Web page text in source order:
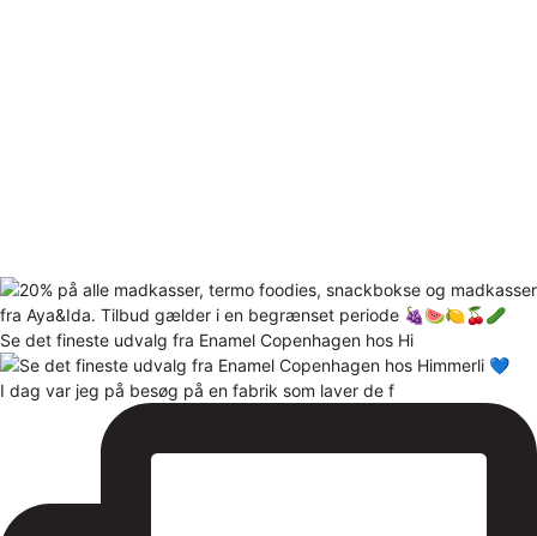
Se det fineste udvalg fra Enamel Copenhagen hos Hi
I dag var jeg på besøg på en fabrik som laver de f